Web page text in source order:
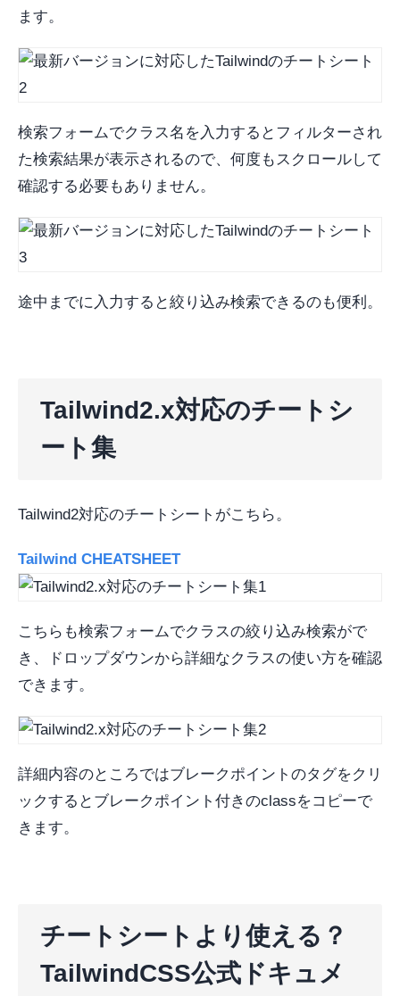
ます。
検索フォームでクラス名を入力するとフィルターされ
た検索結果が表示されるので、何度もスクロールして
確認する必要もありません。
途中までに入力すると絞り込み検索できるのも便利。
Tailwind2.x対応のチートシ
ート集
Tailwind2対応のチートシートがこちら。
Tailwind CHEATSHEET
こちらも検索フォームでクラスの絞り込み検索がで
き、ドロップダウンから詳細なクラスの使い方を確認
できます。
詳細内容のところではブレークポイントのタグをクリ
ックするとブレークポイント付きのclassをコピーで
きます。
チートシートより使える？
TailwindCSS公式ドキュメ